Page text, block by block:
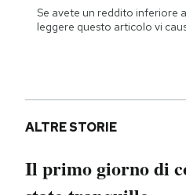
Se avete un reddito inferiore
leggere questo articolo vi
ALTRE STORIE
Il primo giorno di